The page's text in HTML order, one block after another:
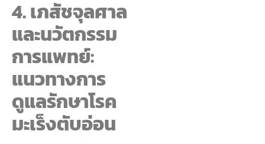
4. เภสัชจุลศาล
และนวัตกรรม
การแพทย์:
แนวทางการ
ดูแลรักษาโรค
มะเร็งตับอ่อน